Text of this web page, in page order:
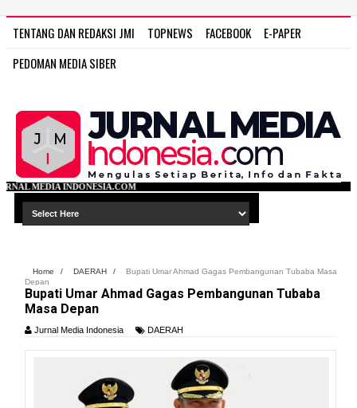
TENTANG DAN REDAKSI JMI TOPNEWS FACEBOOK
E-PAPER
PEDOMAN MEDIA SIBER
Home / DAERAH /
Bupati Umar Ahmad Gagas Pembangunan Tubaba Masa
Depan
Bupati Umar Ahmad Gagas Pembangunan Tubaba
Masa Depan
Jurnal Media Indonesia DAERAH